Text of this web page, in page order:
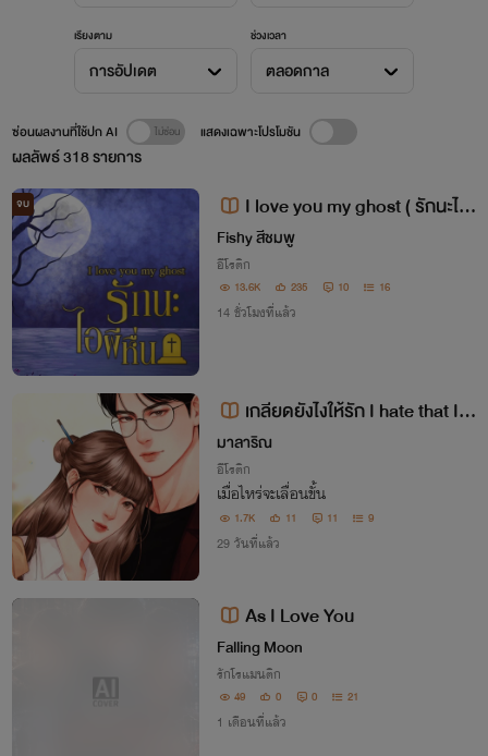
เรียงตาม
การอัปเดต
ช่วงเวลา
ตลอดกาล
ผลลัพธ์318รายการ
ซ่อนผลงานที่ใช้ปก AI แสดงเฉพาะโปรโมชัน
จบ
I love you my ghost ( รักนะไอ
ผีหื่น)
Fishy สีชมพู
อีโรติก
13.6K 235 10 16
14 ชั่วโมงที่แล้ว
เกลียดยังไงให้รัก I hate that I l
ove you
มาลาริณ
อีโรติก
เมื่อไหร่จะเลื่อนขั้น
1.7K 11 11 9
29 วันที่แล้ว
As I Love You
Falling Moon
รักโรแมนติก
49 0 0 21
1 เดือนที่แล้ว